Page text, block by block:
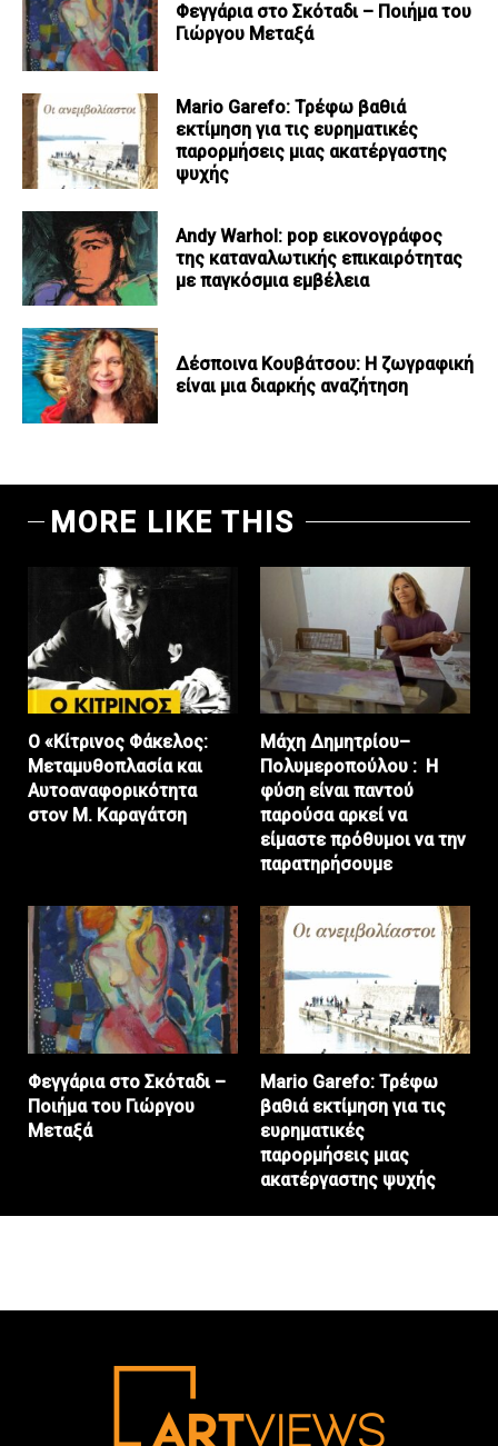
Φεγγάρια στο Σκόταδι – Ποιήμα του
Γιώργου Μεταξά
Mario Garefo: Τρέφω βαθιά
εκτίμηση για τις ευρηματικές
παρορμήσεις μιας ακατέργαστης
ψυχής
Andy Warhol: pop εικονογράφος
της καταναλωτικής επικαιρότητας
με παγκόσμια εμβέλεια
Δέσποινα Κουβάτσου: Η ζωγραφική
είναι μια διαρκής αναζήτηση
MORE LIKE THIS
Ο «Κίτρινος Φάκελος:
Μεταμυθοπλασία και
Αυτοαναφορικότητα
στον Μ. Καραγάτση
Μάχη Δημητρίου–
Πολυμεροπούλου : Η
φύση είναι παντού
παρούσα αρκεί να
είμαστε πρόθυμοι να την
παρατηρήσουμε
Φεγγάρια στο Σκόταδι –
Ποιήμα του Γιώργου
Μεταξά
Mario Garefo: Τρέφω
βαθιά εκτίμηση για τις
ευρηματικές
παρορμήσεις μιας
ακατέργαστης ψυχής